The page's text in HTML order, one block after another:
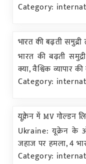
Category:
भारत की बढ़ती
भारत की बढ़ती
क्या, वैश्विक व्यापार
Category:
यूक्रेन में MV गोल्डन
Ukraine: यूक्रेन के
जहाज पर हमला, 4
Category: